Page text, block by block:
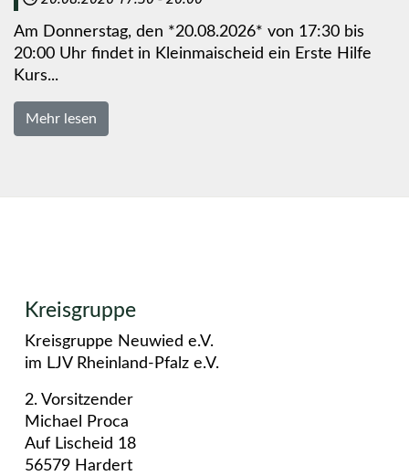
Am Donnerstag, den *20.08.2026* von 17:30 bis
20:00 Uhr findet in Kleinmaischeid ein Erste Hilfe
Kurs...
Mehr lesen
Kreisgruppe
Kreisgruppe Neuwied e.V.
im LJV Rheinland-Pfalz e.V.
2. Vorsitzender
Michael Proca
Auf Lischeid 18
56579 Hardert